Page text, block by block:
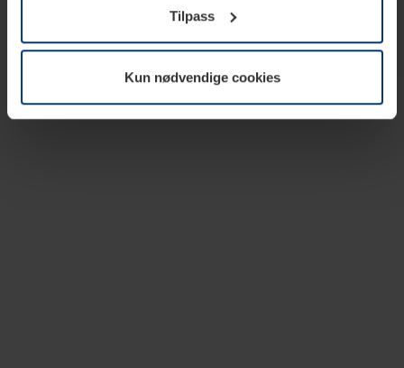
tilbakekalle ditt samtykke i forklaringen av
informasjonskapselen på sidenPersonvernerklæringpå
Tilpass
Kun nødvendige cookies